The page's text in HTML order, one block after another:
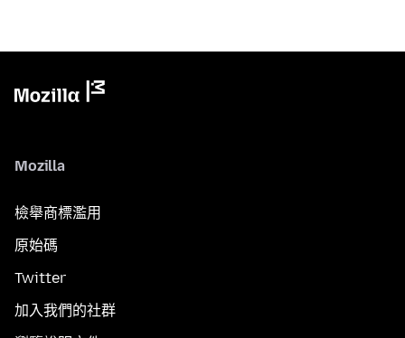
Mozilla
檢舉商標濫用
原始碼
Twitter
加入我們的社群